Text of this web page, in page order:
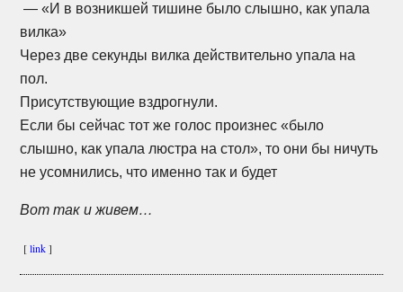
— «И в возникшей тишине было слышно, как упала
вилка»
Через две секунды вилка действительно упала на
пол.
Присутствующие вздрогнули.
Если бы сейчас тот же голос произнес «было
слышно, как упала люстра на стол», то они бы ничуть
не усомнились, что именно так и будет
Вот так и живем…
[link]